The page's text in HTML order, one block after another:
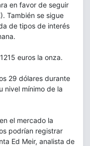
en favor de seguir
También se sigue
de tipos de interés
euros la onza.
29 dólares durante
nivel mínimo de la
el mercado la
podrían registrar
Ed Meir, analista de